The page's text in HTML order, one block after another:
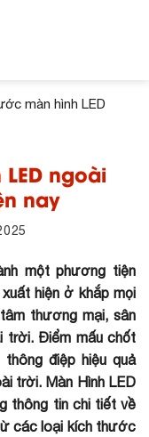
màn hình LED
ngoài
nay
một phương tiện
hiện ở khắp mọi
thương mại, sân
trời. Điểm mấu chốt
điệp hiệu quả
trời. Màn Hình LED
thông tin chi tiết về
các loại kích thước